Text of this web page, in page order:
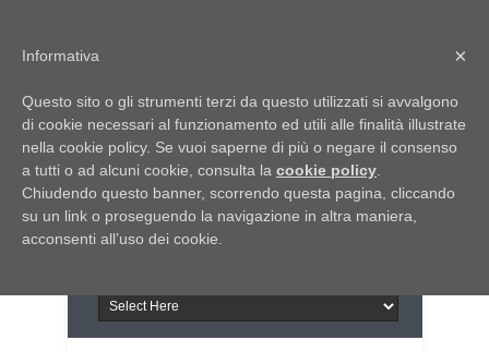
Italia Notizie
Giornale di Basilicata
Giornale di Puglia
INFORMAPUGLIA
Il portale n.1 del lavoro
in Puglia
×
Informativa
Questo sito o gli strumenti terzi da questo utilizzati si avvalgono
di cookie necessari al funzionamento ed utili alle finalità illustrate
nella cookie policy. Se vuoi saperne di più o negare il consenso
a tutti o ad alcuni cookie, consulta la cookie policy
Chiudendo questo banner, scorrendo questa pagina, cliccando
su un link o proseguendo la navigazione in altra maniera,
acconsenti all’uso dei cookie.